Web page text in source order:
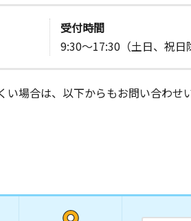
受付時間
9:30～17:30（土日、祝日
場合は、以下からもお問い合わせ